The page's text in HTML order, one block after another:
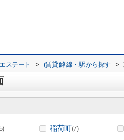
ステート > (賃貸)路線・駅から探す >
稲荷町(7)